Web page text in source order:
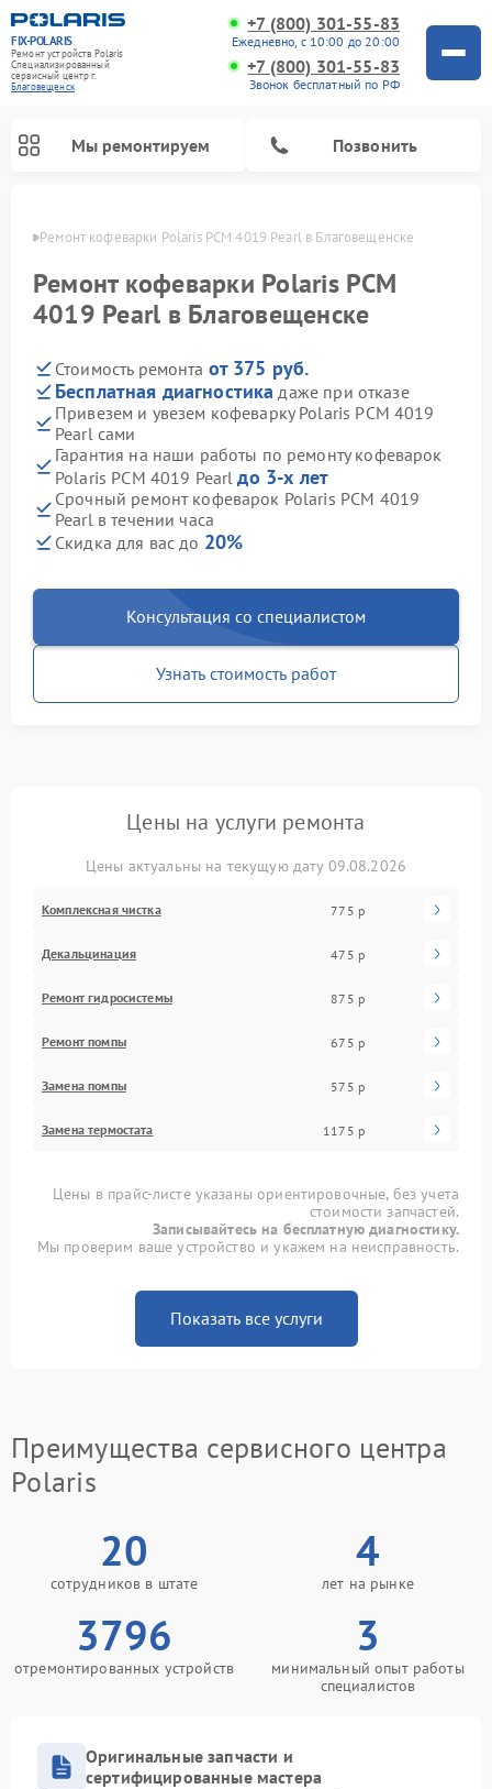
FIX-POLARIS
Ремонт устройств Polaris
Специализированный
cервисный центр г.
Благовещенск
+7 (800) 301-55-83
Ежедневно, с 10:00 до 20:00
+7 (800) 301-55-83
Звонок бесплатный по РФ
Мы ремонтируем Позвонить
Ремонт кофеварки Polaris PCM 4019 Pearl в Благовещенске
Ремонт кофеварки Polaris PCM
4019 Pearl в Благовещенске
Стоимость ремонта от 375 руб.
Бесплатная диагностика даже при отказе
Привезем и увезем кофеварку Polaris PCM 4019
Pearl сами
Гарантия на наши работы по ремонту кофеварок
Polaris PCM 4019 Pearlдо 3-х лет
Срочный ремонт кофеварок Polaris PCM 4019
Pearl в течении часа
Скидка для вас до 20%
Консультация со специалистом
Узнать стоимость работ
Цены на услуги ремонта
Цены актуальны на текущую дату 09.08.2026
Комплексная чистка 775 р
Декальцинация 475 р
Ремонт гидросистемы 875 р
Ремонт помпы 675 р
Замена помпы 575 р
Замена термостата 1175 р
Цены в прайс-листе указаны ориентировочные, без учета
стоимости запчастей.
Записывайтесь на бесплатную диагностику.
Мы проверим ваше устройство и укажем на неисправность.
Показать все услуги
Преимущества сервисного центра
Polaris
20
сотрудников в штате
4
лет на рынке
3796
отремонтированных устройств
3
минимальный опыт работы
специалистов
Оригинальные запчасти и
сертифицированные мастера